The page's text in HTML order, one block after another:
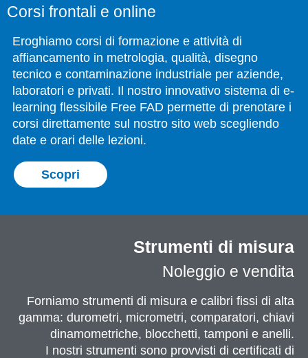
Corsi frontali e online
Eroghiamo corsi di formazione e attività di
affiancamento in metrologia, qualità, disegno
tecnico e contaminazione industriale per aziende,
laboratori e privati. Il nostro innovativo sistema di e-
learning flessibile Free FAD permette di prenotare i
corsi direttamente sul nostro sito web scegliendo
date e orari delle lezioni.
Scopri
Strumenti di misura
Noleggio e vendita
Forniamo strumenti di misura e calibri fissi di alta
gamma: durometri, micrometri, comparatori, chiavi
dinamometriche, blocchetti, tamponi e anelli.
I nostri strumenti sono provvisti di certificati di